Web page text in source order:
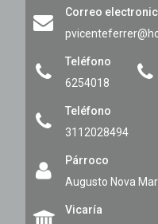
Correo
Teléfono
6254018
Teléfono
3112028494
Párroco
Augusto Nova
Vicaría